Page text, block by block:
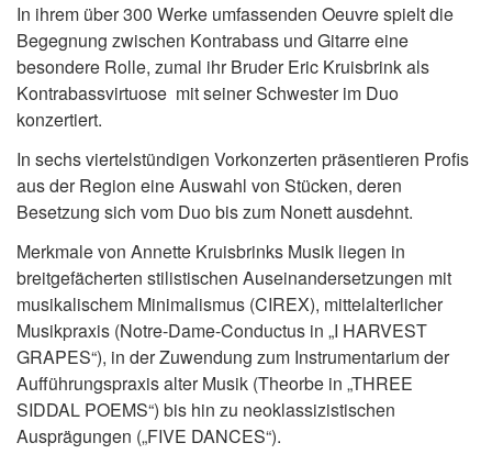
In ihrem über 300 Werke umfassenden Oeuvre spielt die
Begegnung zwischen Kontrabass und Gitarre eine
besondere Rolle, zumal ihr Bruder Eric Kruisbrink als
Kontrabassvirtuose mit seiner Schwester im Duo
konzertiert.
In sechs viertelstündigen Vorkonzerten präsentieren Profis
aus der Region eine Auswahl von Stücken, deren
Besetzung sich vom Duo bis zum Nonett ausdehnt.
Merkmale von Annette Kruisbrinks Musik liegen in
breitgefächerten stilistischen Auseinandersetzungen mit
musikalischem Minimalismus (CIREX), mittelalterlicher
Musikpraxis (Notre-Dame-Conductus in „I HARVEST
GRAPES“), in der Zuwendung zum Instrumentarium der
Aufführungspraxis alter Musik (Theorbe in „THREE
SIDDAL POEMS“) bis hin zu neoklassizistischen
Ausprägungen („FIVE DANCES“).